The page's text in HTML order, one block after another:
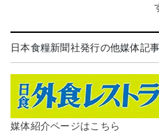
日本食糧新聞社発行の他媒体記事
媒体紹介ページはこちら